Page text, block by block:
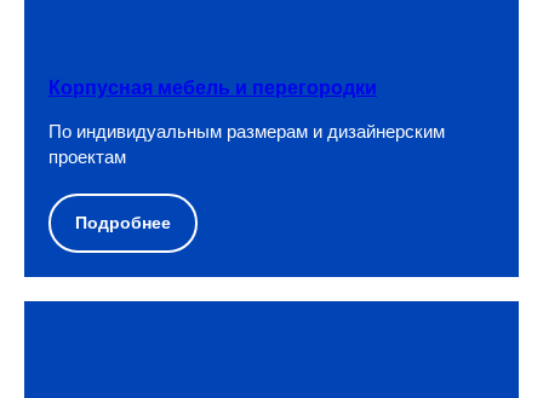
Корпусная мебель и перегородки
По индивидуальным размерам и дизайнерским
проектам
Подробнее